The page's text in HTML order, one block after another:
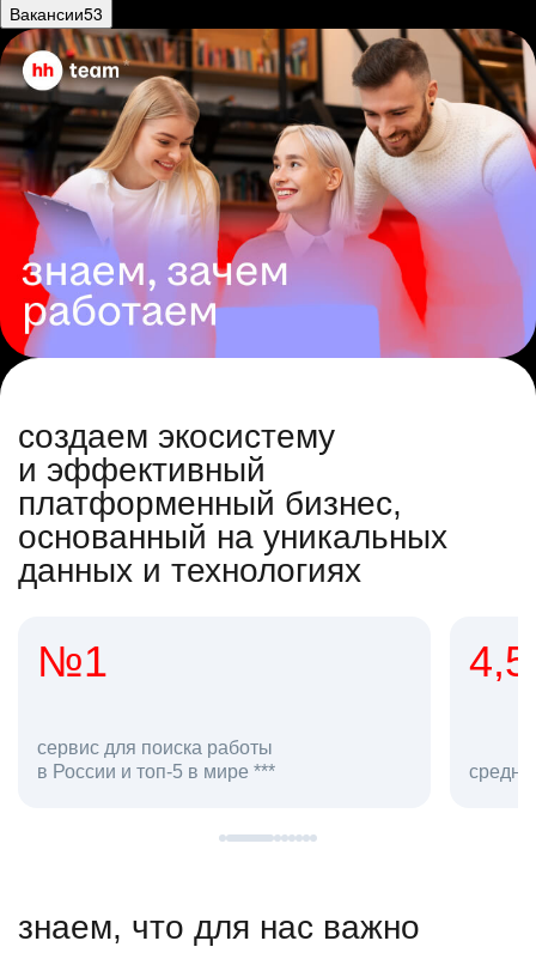
Вакансии53
создаем экосистему
и эффективный
платформенный бизнес,
основанный на уникальных
данных и технологиях
4,5
средняя оценка hh.ru как работодателя **
в hh.ru
знаем, что для нас важно